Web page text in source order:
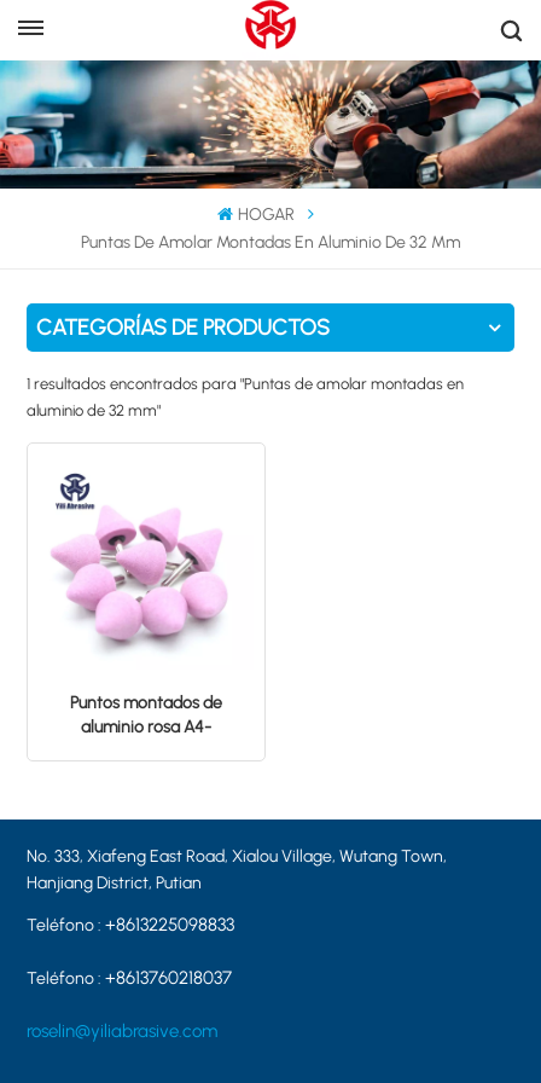
HOGAR
Puntas De Amolar Montadas En Aluminio De 32 Mm
CATEGORÍAS DE PRODUCTOS
1 resultados encontrados para "Puntas de amolar montadas en
aluminio de 32 mm"
Puntos montados de
aluminio rosa A4-
No. 333, Xiafeng East Road, Xialou Village, Wutang Town,
Hanjiang District, Putian
Teléfono :+8613225098833
Teléfono :+8613760218037
roselin@yiliabrasive.com